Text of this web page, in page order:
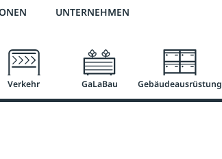
Vorkassen-Skonto versandkostenfrei ab 50 €
UNTERNEHMEN
Verkehr GaLaBau Gebäudeausrüstung